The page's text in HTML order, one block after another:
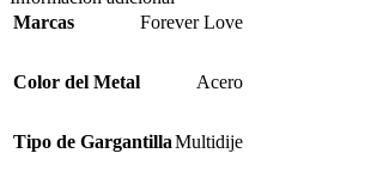
Marcas
Forever Love
Color del Metal Acero
Tipo de GargantillaMultidije